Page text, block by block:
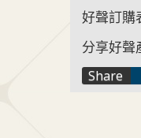
好聲訂購
分享好聲
Share